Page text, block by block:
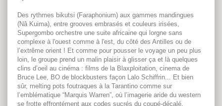
Des rythmes bikutsi (Faraphonium) aux gammes mandingues
(Nâ Kuima), entre grooves embrasés et couleurs irisées,
Supergombo orchestre une suite africaine qui lorgne sans
complexe à l'ouest comme à l'est, du côté des Antilles ou de
l’extrême orient ! Et comme pour pousser le voyage un peu plus
loin, le groupe prend un malin plaisir à glisser ça et là quelques
clins d’oeil au cinéma : films de la Blaxploitation, cinema de
Bruce Lee, BO de blockbusters façon Lalo Schiffrin... Et bien
sûr, melting pots foutraques à la Tarantino comme sur
l’emblématique “Marquis Warren”, où l’imagerie aride du western
se frotte effrontément aux codes sucrés du coupé-décalé.